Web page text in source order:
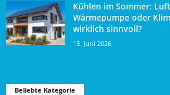
Kühlen im Sommer:
Wärmepumpe oder
wirklich sinnvoll?
15. Juni 2026
Beliebte Kategorie